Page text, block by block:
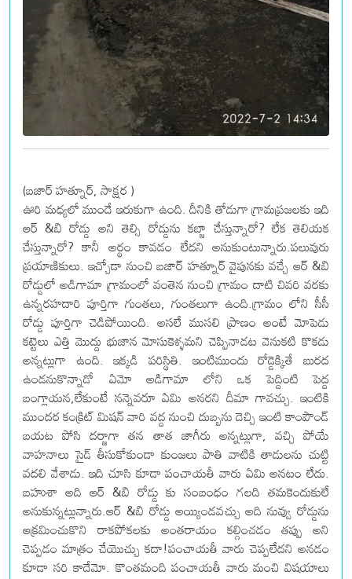
(బజార్ హత్నూర్, సాక్షర )
ఊరి మధ్యలో ముందే ఇరుకుగా ఉంది. దీనికి తోడుగా గ్రామప్రజలకు ఇది
ఆర్ &బి రోడ్డు అని తెల్సి రోడ్డును కబ్జా చేస్తున్నారో? లేక తెలియక
చేస్తున్నారో? కానీ అర్థం కావడం లేదని అనుకుంటున్నారు.పలువురు
ప్రయాణికులు. ఇచ్చోడా నుంచి బజార్ హత్నూర్ వైపునకు వచ్చే ఆర్ &బి
రోడ్డులో అడిగామా గ్రామంలో వంతెన నుంచి గ్రామం దాటి చివరి వరకు
ఉన్నరహదారి పూర్తిగా గుంతలు, గుంతలుగా ఉంది.గ్రామం లోని సీసీ
రోడ్డు పూర్తిగా చెడిపోయింది. అసలే ముసలి ప్రాణం అంటే మోపెడు
కట్టెలు ఎత్తి మొద్దు భుజాన మోసుకెళ్ళమని చెప్పినాడట వెనుకటి కొకడు
అన్నట్లుగా ఉంది. ఇక్కడి పరిస్థితి. ఇంటిముందు రోడ్డెక్కితే బురద
ఉండనుకొన్నాడో ఏమో అడిగామా లోని ఒక పెద్దింటి పెద్ద
బంగ్లాయన,లేకుంటే నన్నెవరూ ఏమి అనరని దీమా గావచ్చు. ఇంటికి
ముందర కంక్రిట్ మిషన్ వారి వద్ద నుంచి దుబ్బను దెచ్చి ఇంటి కాంపౌండ్
బయట పోసి దర్జాగా తన తాత జాగీరు అన్నట్లుగా, వచ్చి పోయే
వాహనాలు సైడ్ తీసుకోకుండా కుంజలు పాతి వాటికి తాడులను చుట్టి
వదలి వేశాడు. ఇది చూసి కూడా పంచాయతీ వారు ఏమి అనటం లేదు.
బహుశా అది ఆర్ &బి రోడ్డు కు సంబంధం గలది తమకెందుకులే
అనుకున్నట్లున్నారు.ఆర్ &బి రోడ్డు అయ్యిండవచ్చు అది నువ్వు రోడ్డును
ఆక్రమించుకొని రాకపోకలకు అంతరాయం కల్గించడం తప్పు అని
చెప్పడం మాత్రం చేయొచ్చు కదా!పంచాయతీ వారు చెప్పలేదని అనడం
కూడా సరి కాదేమో. కొంతమంది పంచాయతీ వారు మంచి విషయాలు